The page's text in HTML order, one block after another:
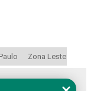
Zona Leste